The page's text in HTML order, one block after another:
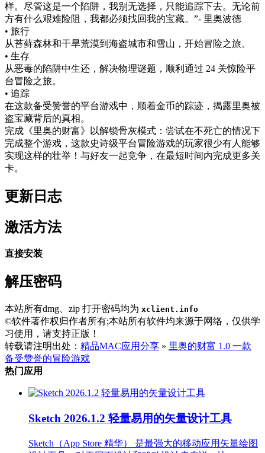
样。尽管这是一个陷阱，我别无选择，只能追踪下去。无论前
方有什么艰难险阻，我都必须找回我的宝藏。”- 里奥波德
• 旅行
从苔藓森林和干旱荒漠到海盗城市和雪山，开始冒险之旅。
• 生存
从恶毒的陷阱中生还，解决物理谜题，顺利通过 24 关惊险平
台冒险之旅。
• 追踪
在这款备受赞誉的平台游戏中，顺着金币的踪迹，揭露里奥被
盗宝藏背后的真相。
完成《里奥的财富》以解锁骨灰模式：尝试在不死亡的情况下
完成整个游戏，这款史诗级平台冒险游戏的玩家很少有人能够
实现这样的壮举！与好友一起竞争，在最短时间内完成更多关
卡。
更新日志
激活方法
直接安装
解压密码
本站所有dmg、zip 打开密码均为 xclient.info
©软件著作权归作者所有;本站所有软件均来源于网络，仅供学
习使用，请支持正版！
转载请注明出处： 精品MAC应用分享 » 里奥的财富 1.0 一款
备受赞誉的冒险游戏
热门应用
Sketch 2026.1.2 轻量易用的矢量设计工具
Sketch（App Store 精华） 是最强大的移动应用矢量绘图